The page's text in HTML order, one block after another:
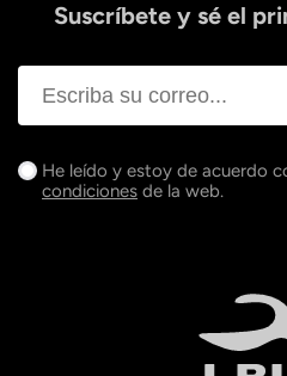
Suscríbete y sé el
He leído y estoy de acuerdo
condiciones de la web.